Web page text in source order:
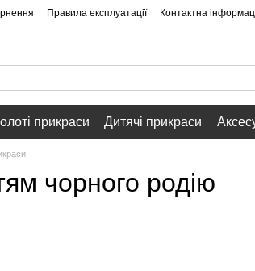
Правила експлуатації Контактна
прикраси Дитячі прикраси
чорного родію